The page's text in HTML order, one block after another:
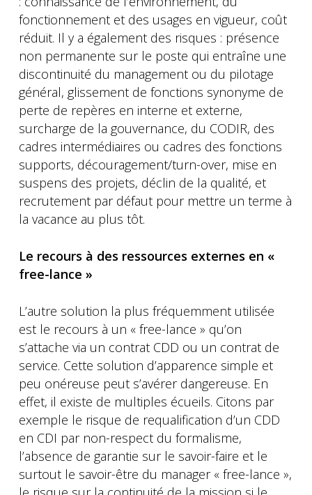
fonctionnement et des usages en vigueur, coût
réduit. Il y a également des risques : présence
non permanente sur le poste qui entraîne une
discontinuité du management ou du pilotage
général, glissement de fonctions synonyme de
perte de repères en interne et externe,
surcharge de la gouvernance, du CODIR, des
cadres intermédiaires ou cadres des fonctions
supports, découragement/turn-over, mise en
suspens des projets, déclin de la qualité, et
recrutement par défaut pour mettre un terme à
la vacance au plus tôt.
Le recours à des ressources externes en «
free-lance »
L’autre solution la plus fréquemment utilisée
est le recours à un « free-lance » qu’on
s’attache via un contrat CDD ou un contrat de
service. Cette solution d’apparence simple et
peu onéreuse peut s’avérer dangereuse. En
effet, il existe de multiples écueils. Citons par
exemple le risque de requalification d’un CDD
en CDI par non-respect du formalisme,
l’absence de garantie sur le savoir-faire et le
surtout le savoir-être du manager « free-lance »,